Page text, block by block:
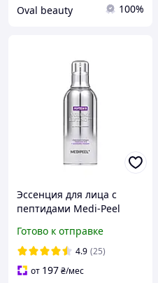
Oval beauty 100%
Эссенция для лица с
пептидами Medi-Peel
All In One Essence Pro 100
мл
Готово к отправке
4.9 (25)
от 197₴/мес